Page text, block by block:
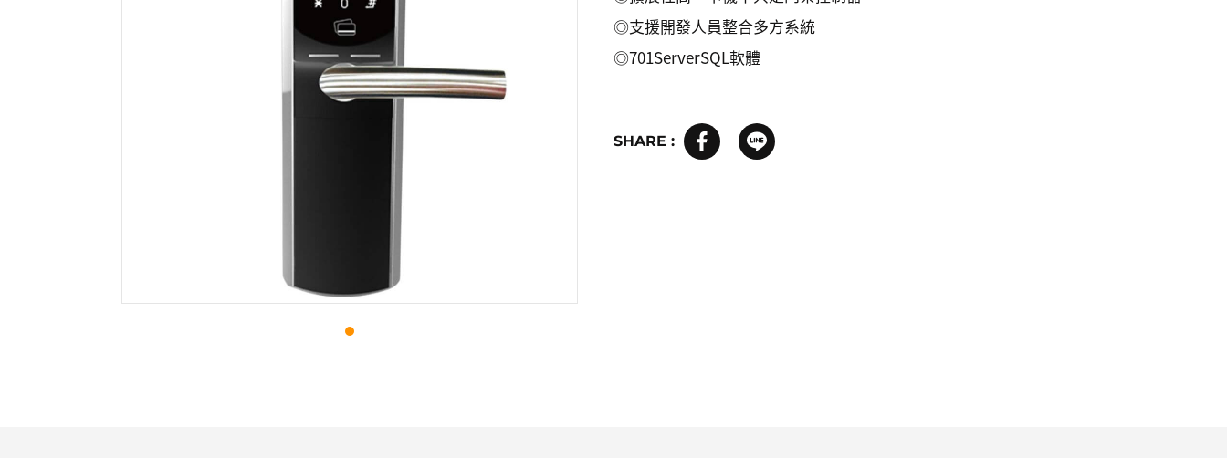
◎支援開發人員整合多方系統
◎701ServerSQL軟體
SHARE :